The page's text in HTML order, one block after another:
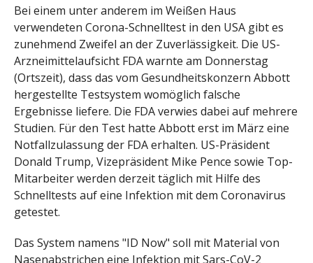
Bei einem unter anderem im Weißen Haus
verwendeten Corona-Schnelltest in den USA gibt es
zunehmend Zweifel an der Zuverlässigkeit. Die US-
Arzneimittelaufsicht FDA warnte am Donnerstag
(Ortszeit), dass das vom Gesundheitskonzern Abbott
hergestellte Testsystem womöglich falsche
Ergebnisse liefere. Die FDA verwies dabei auf mehrere
Studien. Für den Test hatte Abbott erst im März eine
Notfallzulassung der FDA erhalten. US-Präsident
Donald Trump, Vizepräsident Mike Pence sowie Top-
Mitarbeiter werden derzeit täglich mit Hilfe des
Schnelltests auf eine Infektion mit dem Coronavirus
getestet.
Das System namens "ID Now" soll mit Material von
Nasenabstrichen eine Infektion mit Sars-CoV-2